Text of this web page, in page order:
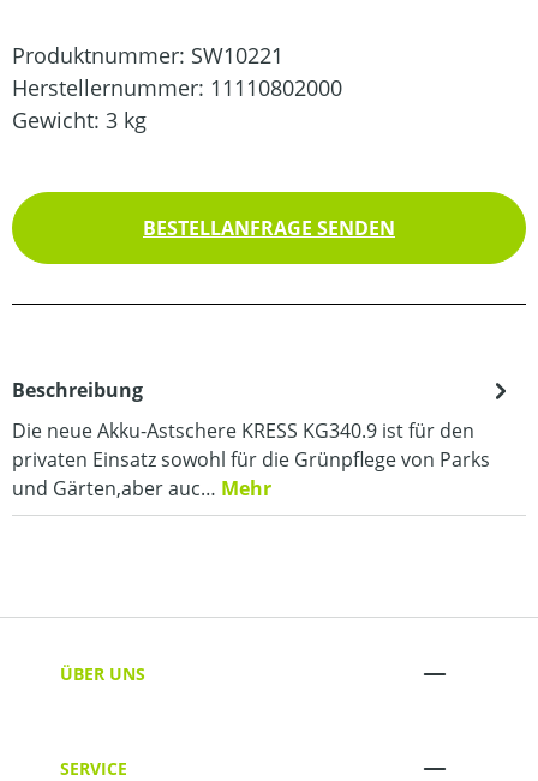
Produktnummer: SW10221
Herstellernummer: 11110802000
Gewicht: 3 kg
BESTELLANFRAGE SENDEN
Beschreibung
Die neue Akku-Astschere KRESS KG340.9 ist für den
privaten Einsatz sowohl für die Grünpflege von Parks
und Gärten,aber auc… Mehr
ÜBER UNS
SERVICE